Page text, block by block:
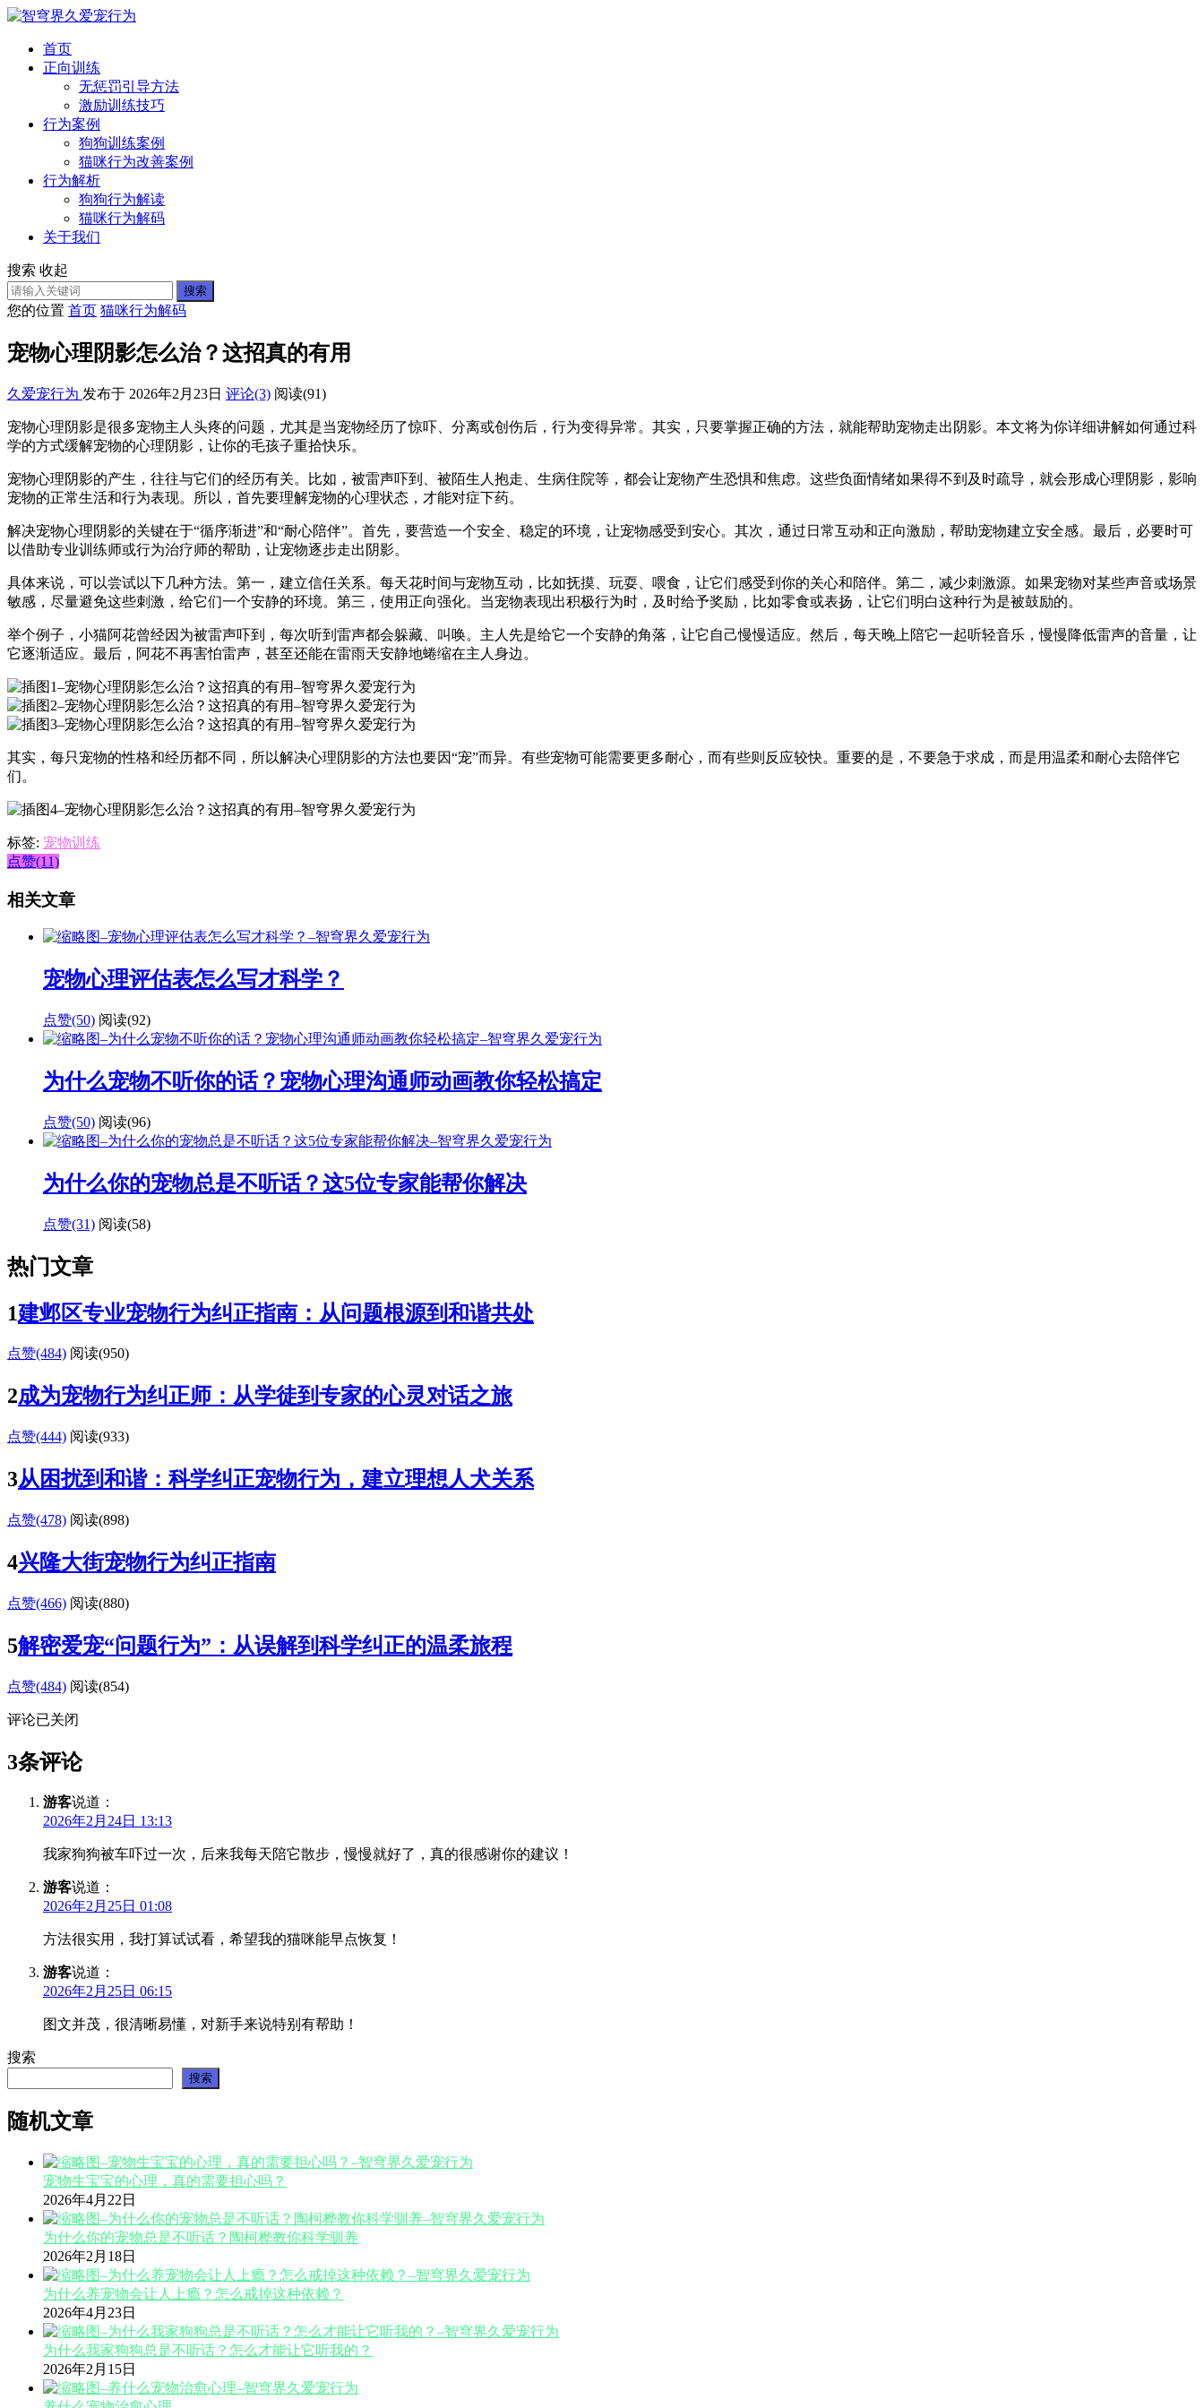
首页
正向训练
无惩罚引导方法
激励训练技巧
行为案例
狗狗训练案例
猫咪行为改善案例
行为解析
狗狗行为解读
猫咪行为解码
关于我们
搜索 收起
搜索
您的位置 首页 猫咪行为解码
宠物心理阴影怎么治？这招真的有用
久爱宠行为 发布于 2026年2月23日 评论(3) 阅读(91)
宠物心理阴影是很多宠物主人头疼的问题，尤其是当宠物经历了惊吓、分离或创伤后，行为变得异常。其实，只要掌握正确的方法，就能帮助宠物走出阴影。本文将为你详细讲解如何通过科
学的方式缓解宠物的心理阴影，让你的毛孩子重拾快乐。
宠物心理阴影的产生，往往与它们的经历有关。比如，被雷声吓到、被陌生人抱走、生病住院等，都会让宠物产生恐惧和焦虑。这些负面情绪如果得不到及时疏导，就会形成心理阴影，影响
宠物的正常生活和行为表现。所以，首先要理解宠物的心理状态，才能对症下药。
解决宠物心理阴影的关键在于“循序渐进”和“耐心陪伴”。首先，要营造一个安全、稳定的环境，让宠物感受到安心。其次，通过日常互动和正向激励，帮助宠物建立安全感。最后，必要时可
以借助专业训练师或行为治疗师的帮助，让宠物逐步走出阴影。
具体来说，可以尝试以下几种方法。第一，建立信任关系。每天花时间与宠物互动，比如抚摸、玩耍、喂食，让它们感受到你的关心和陪伴。第二，减少刺激源。如果宠物对某些声音或场景
敏感，尽量避免这些刺激，给它们一个安静的环境。第三，使用正向强化。当宠物表现出积极行为时，及时给予奖励，比如零食或表扬，让它们明白这种行为是被鼓励的。
举个例子，小猫阿花曾经因为被雷声吓到，每次听到雷声都会躲藏、叫唤。主人先是给它一个安静的角落，让它自己慢慢适应。然后，每天晚上陪它一起听轻音乐，慢慢降低雷声的音量，让
它逐渐适应。最后，阿花不再害怕雷声，甚至还能在雷雨天安静地蜷缩在主人身边。
其实，每只宠物的性格和经历都不同，所以解决心理阴影的方法也要因“宠”而异。有些宠物可能需要更多耐心，而有些则反应较快。重要的是，不要急于求成，而是用温柔和耐心去陪伴它
们。
标签: 宠物训练
点赞(11)
相关文章
宠物心理评估表怎么写才科学？
点赞(50) 阅读(92)
为什么宠物不听你的话？宠物心理沟通师动画教你轻松搞定
点赞(50) 阅读(96)
为什么你的宠物总是不听话？这5位专家能帮你解决
点赞(31) 阅读(58)
热门文章
1建邺区专业宠物行为纠正指南：从问题根源到和谐共处
点赞(484) 阅读(950)
2成为宠物行为纠正师：从学徒到专家的心灵对话之旅
点赞(444) 阅读(933)
3从困扰到和谐：科学纠正宠物行为，建立理想人犬关系
点赞(478) 阅读(898)
4兴隆大街宠物行为纠正指南
点赞(466) 阅读(880)
5解密爱宠“问题行为”：从误解到科学纠正的温柔旅程
点赞(484) 阅读(854)
评论已关闭
3条评论
游客说道：
2026年2月24日 13:13
我家狗狗被车吓过一次，后来我每天陪它散步，慢慢就好了，真的很感谢你的建议！
游客说道：
2026年2月25日 01:08
方法很实用，我打算试试看，希望我的猫咪能早点恢复！
游客说道：
2026年2月25日 06:15
图文并茂，很清晰易懂，对新手来说特别有帮助！
搜索
搜索
随机文章
宠物生宝宝的心理，真的需要担心吗？
2026年4月22日
为什么你的宠物总是不听话？陶柯桦教你科学驯养
2026年2月18日
为什么养宠物会让人上瘾？怎么戒掉这种依赖？
2026年4月23日
为什么我家狗狗总是不听话？怎么才能让它听我的？
2026年2月15日